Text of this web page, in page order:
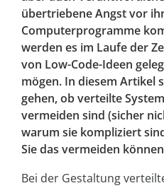
übertriebene Angst vor
Computerprogramme
werden es im Laufe der
von Low-Code-Ideen
mögen. In diesem Artikel
gehen, ob verteilte
vermeiden sind (sicher
warum sie kompliziert
Sie das vermeiden
Bei der Gestaltung